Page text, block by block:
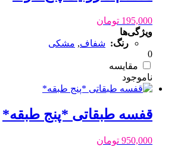
195,000 تومان
ویژگی‌ها
رنگ: شفاف, مشکی
0
مقایسه
قفسه طبقاتی *پنج طبقه*
950,000 تومان